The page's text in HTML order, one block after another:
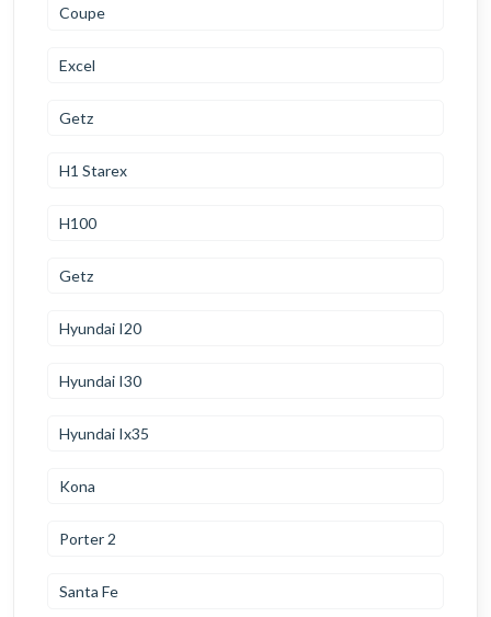
Coupe
Excel
Getz
H1 Starex
H100
Getz
Hyundai I20
Hyundai I30
Hyundai Ix35
Kona
Porter 2
Santa Fe